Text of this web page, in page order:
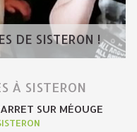
DE SISTERON !
À SISTERON
SUR MÉOUGE